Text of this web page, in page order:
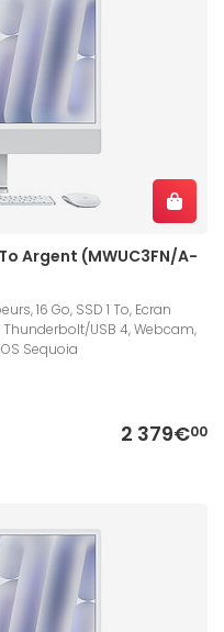
Argent (MWUC3FN/A-
16 Go, SSD 1 To, Ecran
Thunderbolt/USB 4, Webcam,
Sequoia
2 379€00